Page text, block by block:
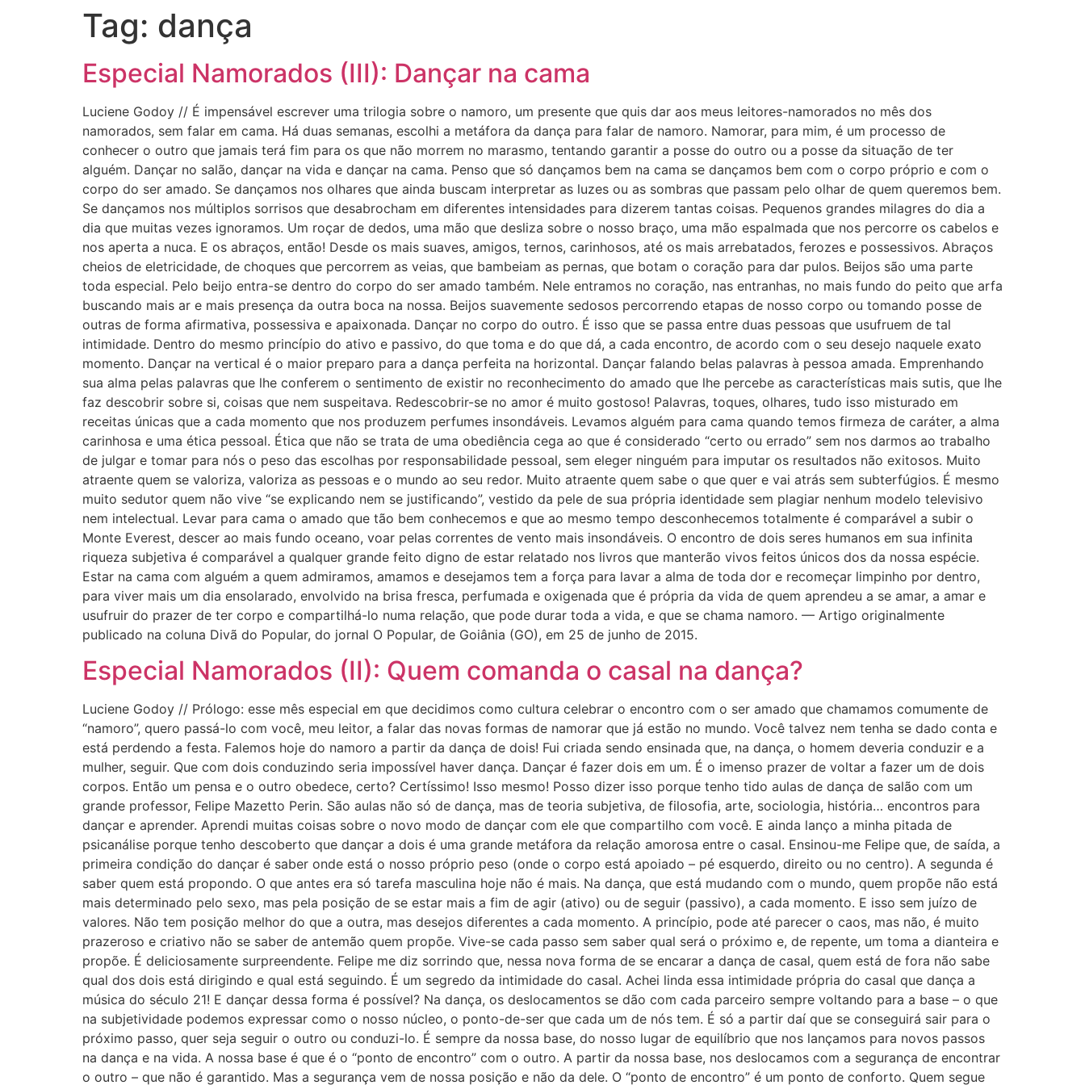
Tag: dança
Especial Namorados (III): Dançar na cama
Luciene Godoy // É impensável escrever uma trilogia sobre o namoro, um presente que quis dar aos meus leitores-namorados no mês dos
namorados, sem falar em cama. Há duas semanas, escolhi a metáfora da dança para falar de namoro. Namorar, para mim, é um processo de
conhecer o outro que jamais terá fim para os que não morrem no marasmo, tentando garantir a posse do outro ou a posse da situação de ter
alguém. Dançar no salão, dançar na vida e dançar na cama. Penso que só dançamos bem na cama se dançamos bem com o corpo próprio e com o
corpo do ser amado. Se dançamos nos olhares que ainda buscam interpretar as luzes ou as sombras que passam pelo olhar de quem queremos bem.
Se dançamos nos múltiplos sorrisos que desabrocham em diferentes intensidades para dizerem tantas coisas. Pequenos grandes milagres do dia a
dia que muitas vezes ignoramos. Um roçar de dedos, uma mão que desliza sobre o nosso braço, uma mão espalmada que nos percorre os cabelos e
nos aperta a nuca. E os abraços, então! Desde os mais suaves, amigos, ternos, carinhosos, até os mais arrebatados, ferozes e possessivos. Abraços
cheios de eletricidade, de choques que percorrem as veias, que bambeiam as pernas, que botam o coração para dar pulos. Beijos são uma parte
toda especial. Pelo beijo entra-se dentro do corpo do ser amado também. Nele entramos no coração, nas entranhas, no mais fundo do peito que arfa
buscando mais ar e mais presença da outra boca na nossa. Beijos suavemente sedosos percorrendo etapas de nosso corpo ou tomando posse de
outras de forma afirmativa, possessiva e apaixonada. Dançar no corpo do outro. É isso que se passa entre duas pessoas que usufruem de tal
intimidade. Dentro do mesmo princípio do ativo e passivo, do que toma e do que dá, a cada encontro, de acordo com o seu desejo naquele exato
momento. Dançar na vertical é o maior preparo para a dança perfeita na horizontal. Dançar falando belas palavras à pessoa amada. Emprenhando
sua alma pelas palavras que lhe conferem o sentimento de existir no reconhecimento do amado que lhe percebe as características mais sutis, que lhe
faz descobrir sobre si, coisas que nem suspeitava. Redescobrir-se no amor é muito gostoso! Palavras, toques, olhares, tudo isso misturado em
receitas únicas que a cada momento que nos produzem perfumes insondáveis. Levamos alguém para cama quando temos firmeza de caráter, a alma
carinhosa e uma ética pessoal. Ética que não se trata de uma obediência cega ao que é considerado “certo ou errado” sem nos darmos ao trabalho
de julgar e tomar para nós o peso das escolhas por responsabilidade pessoal, sem eleger ninguém para imputar os resultados não exitosos. Muito
atraente quem se valoriza, valoriza as pessoas e o mundo ao seu redor. Muito atraente quem sabe o que quer e vai atrás sem subterfúgios. É mesmo
muito sedutor quem não vive “se explicando nem se justificando”, vestido da pele de sua própria identidade sem plagiar nenhum modelo televisivo
nem intelectual. Levar para cama o amado que tão bem conhecemos e que ao mesmo tempo desconhecemos totalmente é comparável a subir o
Monte Everest, descer ao mais fundo oceano, voar pelas correntes de vento mais insondáveis. O encontro de dois seres humanos em sua infinita
riqueza subjetiva é comparável a qualquer grande feito digno de estar relatado nos livros que manterão vivos feitos únicos dos da nossa espécie.
Estar na cama com alguém a quem admiramos, amamos e desejamos tem a força para lavar a alma de toda dor e recomeçar limpinho por dentro,
para viver mais um dia ensolarado, envolvido na brisa fresca, perfumada e oxigenada que é própria da vida de quem aprendeu a se amar, a amar e
usufruir do prazer de ter corpo e compartilhá-lo numa relação, que pode durar toda a vida, e que se chama namoro. — Artigo originalmente
publicado na coluna Divã do Popular, do jornal O Popular, de Goiânia (GO), em 25 de junho de 2015.
Especial Namorados (II): Quem comanda o casal na dança?
Luciene Godoy // Prólogo: esse mês especial em que decidimos como cultura celebrar o encontro com o ser amado que chamamos comumente de
“namoro”, quero passá-lo com você, meu leitor, a falar das novas formas de namorar que já estão no mundo. Você talvez nem tenha se dado conta e
está perdendo a festa. Falemos hoje do namoro a partir da dança de dois! Fui criada sendo ensinada que, na dança, o homem deveria conduzir e a
mulher, seguir. Que com dois conduzindo seria impossível haver dança. Dançar é fazer dois em um. É o imenso prazer de voltar a fazer um de dois
corpos. Então um pensa e o outro obedece, certo? Certíssimo! Isso mesmo! Posso dizer isso porque tenho tido aulas de dança de salão com um
grande professor, Felipe Mazetto Perin. São aulas não só de dança, mas de teoria subjetiva, de filosofia, arte, sociologia, história… encontros para
dançar e aprender. Aprendi muitas coisas sobre o novo modo de dançar com ele que compartilho com você. E ainda lanço a minha pitada de
psicanálise porque tenho descoberto que dançar a dois é uma grande metáfora da relação amorosa entre o casal. Ensinou-me Felipe que, de saída, a
primeira condição do dançar é saber onde está o nosso próprio peso (onde o corpo está apoiado – pé esquerdo, direito ou no centro). A segunda é
saber quem está propondo. O que antes era só tarefa masculina hoje não é mais. Na dança, que está mudando com o mundo, quem propõe não está
mais determinado pelo sexo, mas pela posição de se estar mais a fim de agir (ativo) ou de seguir (passivo), a cada momento. E isso sem juízo de
valores. Não tem posição melhor do que a outra, mas desejos diferentes a cada momento. A princípio, pode até parecer o caos, mas não, é muito
prazeroso e criativo não se saber de antemão quem propõe. Vive-se cada passo sem saber qual será o próximo e, de repente, um toma a dianteira e
propõe. É deliciosamente surpreendente. Felipe me diz sorrindo que, nessa nova forma de se encarar a dança de casal, quem está de fora não sabe
qual dos dois está dirigindo e qual está seguindo. É um segredo da intimidade do casal. Achei linda essa intimidade própria do casal que dança a
música do século 21! E dançar dessa forma é possível? Na dança, os deslocamentos se dão com cada parceiro sempre voltando para a base – o que
na subjetividade podemos expressar como o nosso núcleo, o ponto-de-ser que cada um de nós tem. É só a partir daí que se conseguirá sair para o
próximo passo, quer seja seguir o outro ou conduzi-lo. É sempre da nossa base, do nosso lugar de equilíbrio que nos lançamos para novos passos
na dança e na vida. A nossa base é que é o “ponto de encontro” com o outro. A partir da nossa base, nos deslocamos com a segurança de encontrar
o outro – que não é garantido. Mas a segurança vem de nossa posição e não da dele. O “ponto de encontro” é um ponto de conforto. Quem segue